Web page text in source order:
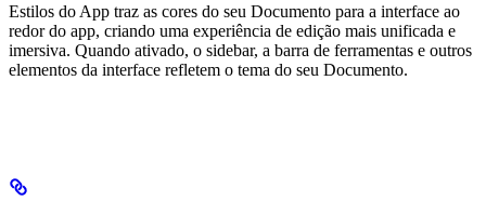
Estilos do App traz as cores do seu Documento para a interface ao
redor do app, criando uma experiência de edição mais unificada e
imersiva. Quando ativado, o sidebar, a barra de ferramentas e outros
elementos da interface refletem o tema do seu Documento.